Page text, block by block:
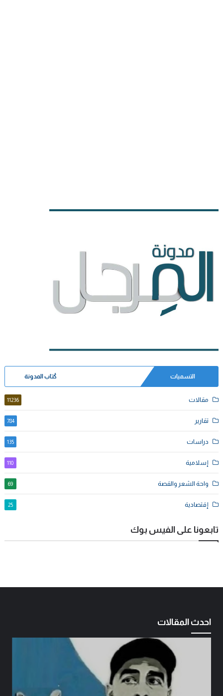
التسميات كُتاب المدونة
مقالات 11236
تقارير 784
دراسات 135
إسلامية 110
واحة الشعر والقصة 69
إقتصادية 25
تابعونا على الفيس بوك
احدث المقالات